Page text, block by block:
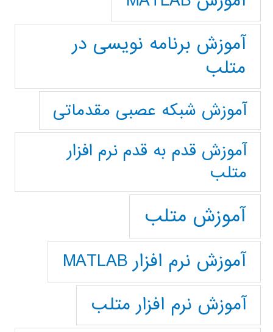
آموزش برنامه نویسی در
متلب
آموزش شبکه عصبی مقدماتی
آموزش قدم به قدم نرم افزار
متلب
آموزش متلب
آموزش نرم افزار MATLAB
آموزش نرم افزار متلب